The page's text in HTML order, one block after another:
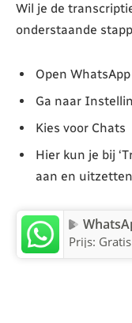
Wil je de
onderstaande
Open WhatsApp
Ga naar
Kies voor Chats
Hier kun je bij
aan en uitzetten
Prijs: Gratis